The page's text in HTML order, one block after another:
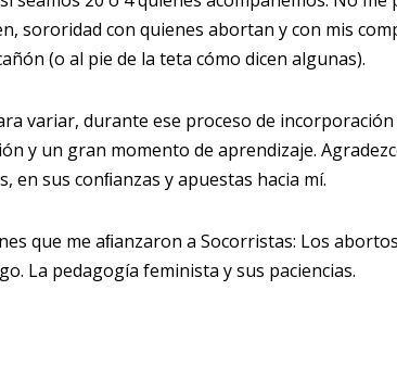
sororidad con quienes abortan y con mis
(o al pie de la teta cómo dicen algunas).
variar, durante ese proceso de
y un gran momento de aprendizaje.
en sus conﬁanzas y apuestas hacia mí.
que me aﬁanzaron a Socorristas: Los
La pedagogía feminista y sus paciencias.